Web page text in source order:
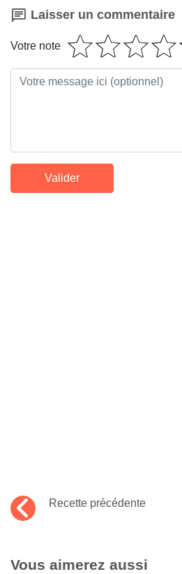
Laisser un commentaire
Votre note
Recette précédente
Vous aimerez aussi